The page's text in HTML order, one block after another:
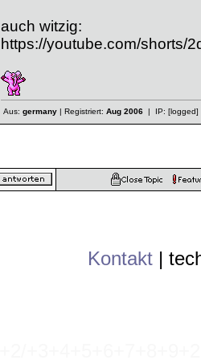
auch witzig:
https://youtube.com/shorts/
Aus: germany| Registriert: Aug 2006| IP: [logged]
Kontakt |